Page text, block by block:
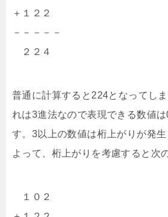
＋１２２
－－－－－
２２４
普通に計算すると224となってし
れは3進法なので表現できる数値
す。3以上の数値は桁上がりが発生
よって、桁上がりを考慮すると次
１０２